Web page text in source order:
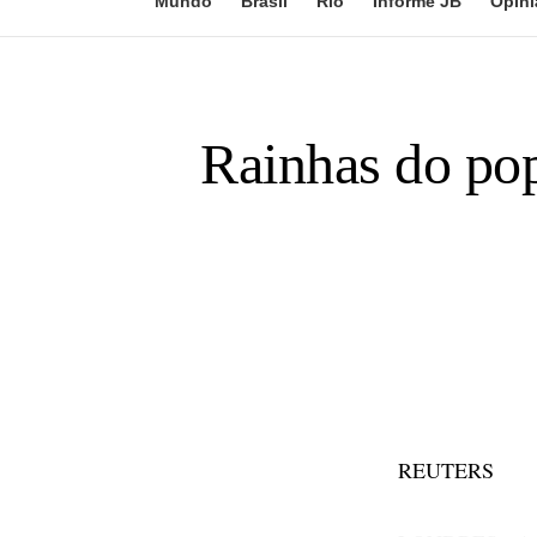
Rainhas do
REUTERS